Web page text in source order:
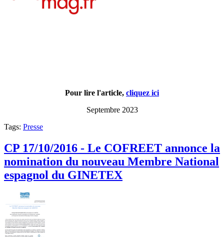
Pour lire l'article, cliquez ici
Septembre 2023
Tags: Presse
CP 17/10/2016 - Le COFREET annonce la
nomination du nouveau Membre National
espagnol du GINETEX